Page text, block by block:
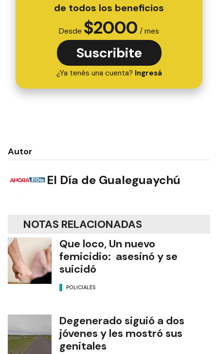
de todos los beneficios
Desde $2000 / mes
Suscribite
¿Ya tenés una cuenta? Ingresá
Autor
El Día de Gualeguaychú
NOTAS RELACIONADAS
Que loco, Un nuevo
femicidio: asesinó y se
suicidó
POLICIALES
Degenerado siguió a dos
jóvenes y les mostró sus
genitales